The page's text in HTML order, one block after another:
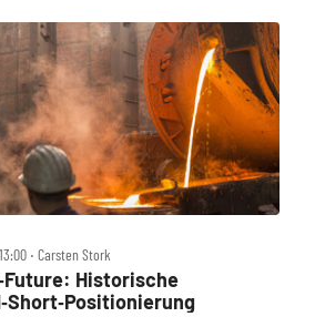
‧ Carsten Stork
Historische